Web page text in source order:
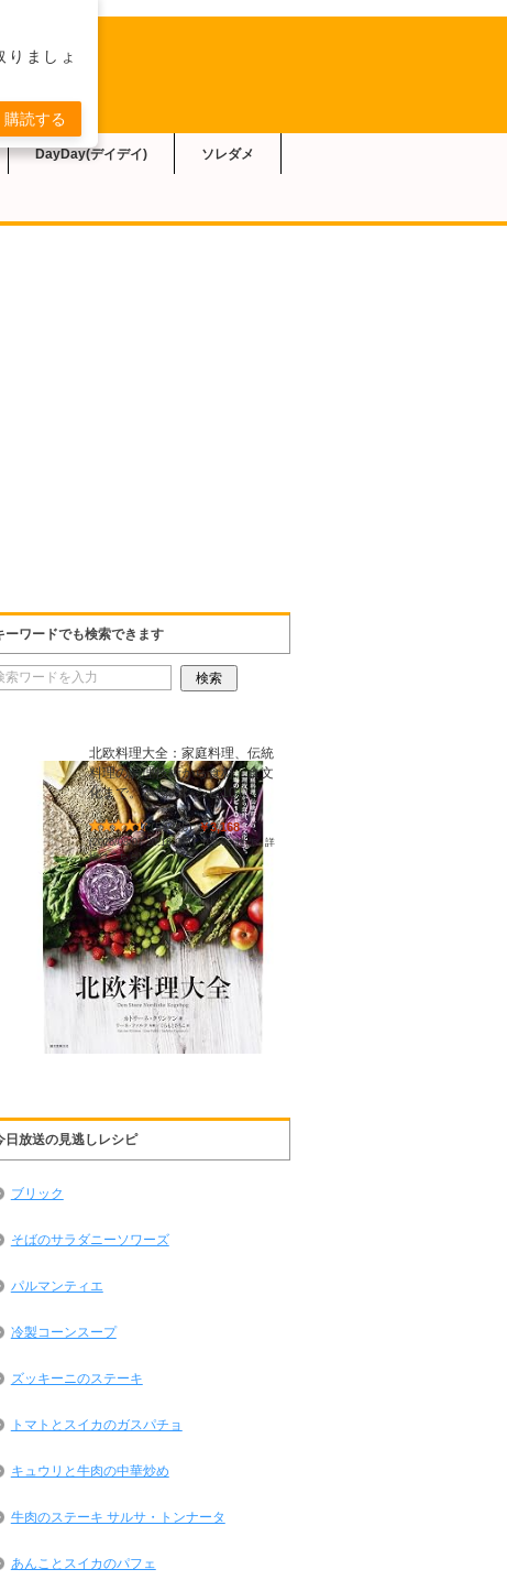
DayDay(デイデイ) ソレダメ
ーワードでも検索できます
北欧料理大全：家庭料理、伝統
料理の調理技術から食材、食文
化まで。本場のレシピ101
(54446) ￥3,168
(2026/08/07 20:18 GMT +09:00 時点 -詳
細はこちら)
日放送の見逃しレシピ
ブリック
そばのサラダニーソワーズ
パルマンティエ
冷製コーンスープ
ズッキーニのステーキ
トマトとスイカのガスパチョ
キュウリと牛肉の中華炒め
牛肉のステーキ サルサ・トンナータ
あんことスイカのパフェ
りましょ
購読する